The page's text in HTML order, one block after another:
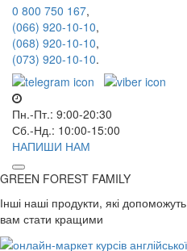
0 800 750 167,
(066) 920-10-10,
(068) 920-10-10,
(073) 920-10-10.
Пн.-Пт.: 9:00-20:30
Сб.-Нд.: 10:00-15:00
НАПИШИ НАМ
GREEN FOREST FAMILY
Інші наші продукти, які допоможуть
вам стати кращими